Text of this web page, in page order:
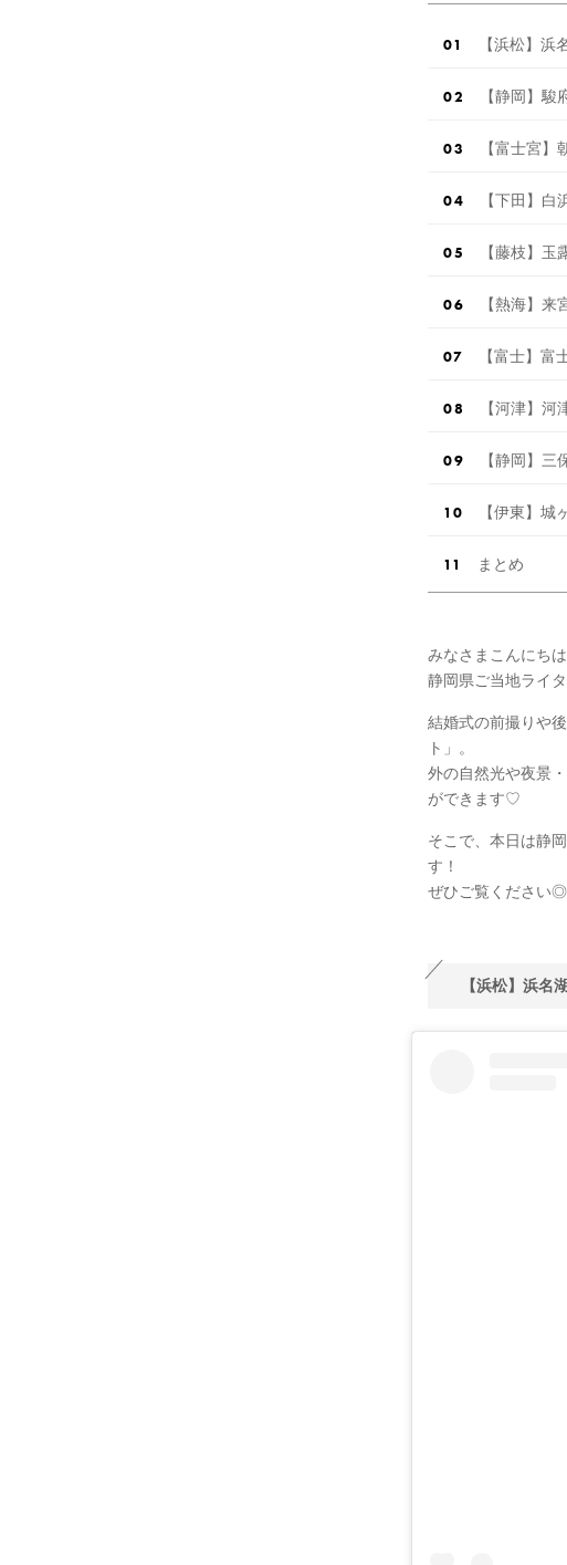
【浜松】浜
【静岡】駿
【富士宮】
【下田】白
【藤枝】玉
【熱海】来
【富士】富
【河津】河
【静岡】三
【伊東】城
まとめ
みなさまこんにちは
静岡県ご当地ライ
結婚式の前撮りや
ト」。
外の自然光や夜景
ができます♡
そこで、本日は静
す！
ぜひご覧ください◎
【浜松】浜名